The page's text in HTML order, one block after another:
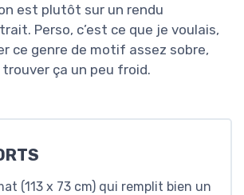
est plutôt sur un rendu
Perso, c’est ce que je voulais,
ce genre de motif assez sobre,
ça un peu froid.
(113 x 73 cm) qui remplit bien un